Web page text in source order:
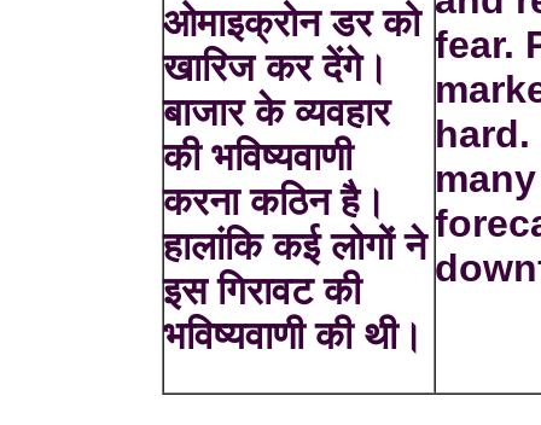
ओमाइक्रोन डर को
खारिज कर देंगे।
बाजार के व्यवहार
की भविष्यवाणी
करना कठिन है।
हालांकि कई लोगों ने
इस गिरावट की
भविष्यवाणी की थी।
fear.
hard.